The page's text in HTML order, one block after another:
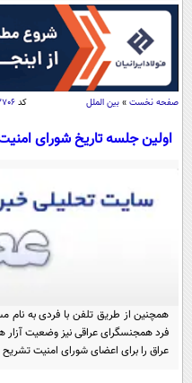
یک
مجله
عصر
صفحه نخست » بین الملل کد
اولین جلسه تاریخ شورای
همچنین از طریق تلفن با فردی به نام
فرد همجنسگرای عراقی نیز وضعیت
عراق را برای اعضای شورای امنیت تشریح